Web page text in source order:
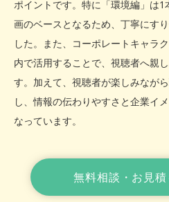
ポイントです。特に「環境編」は
画のベースとなるため、丁寧にす
した。また、コーポレートキャラ
内で活用することで、視聴者へ親
す。加えて、視聴者が楽しみなが
し、情報の伝わりやすさと企業イ
なっています。
無料相談・お見